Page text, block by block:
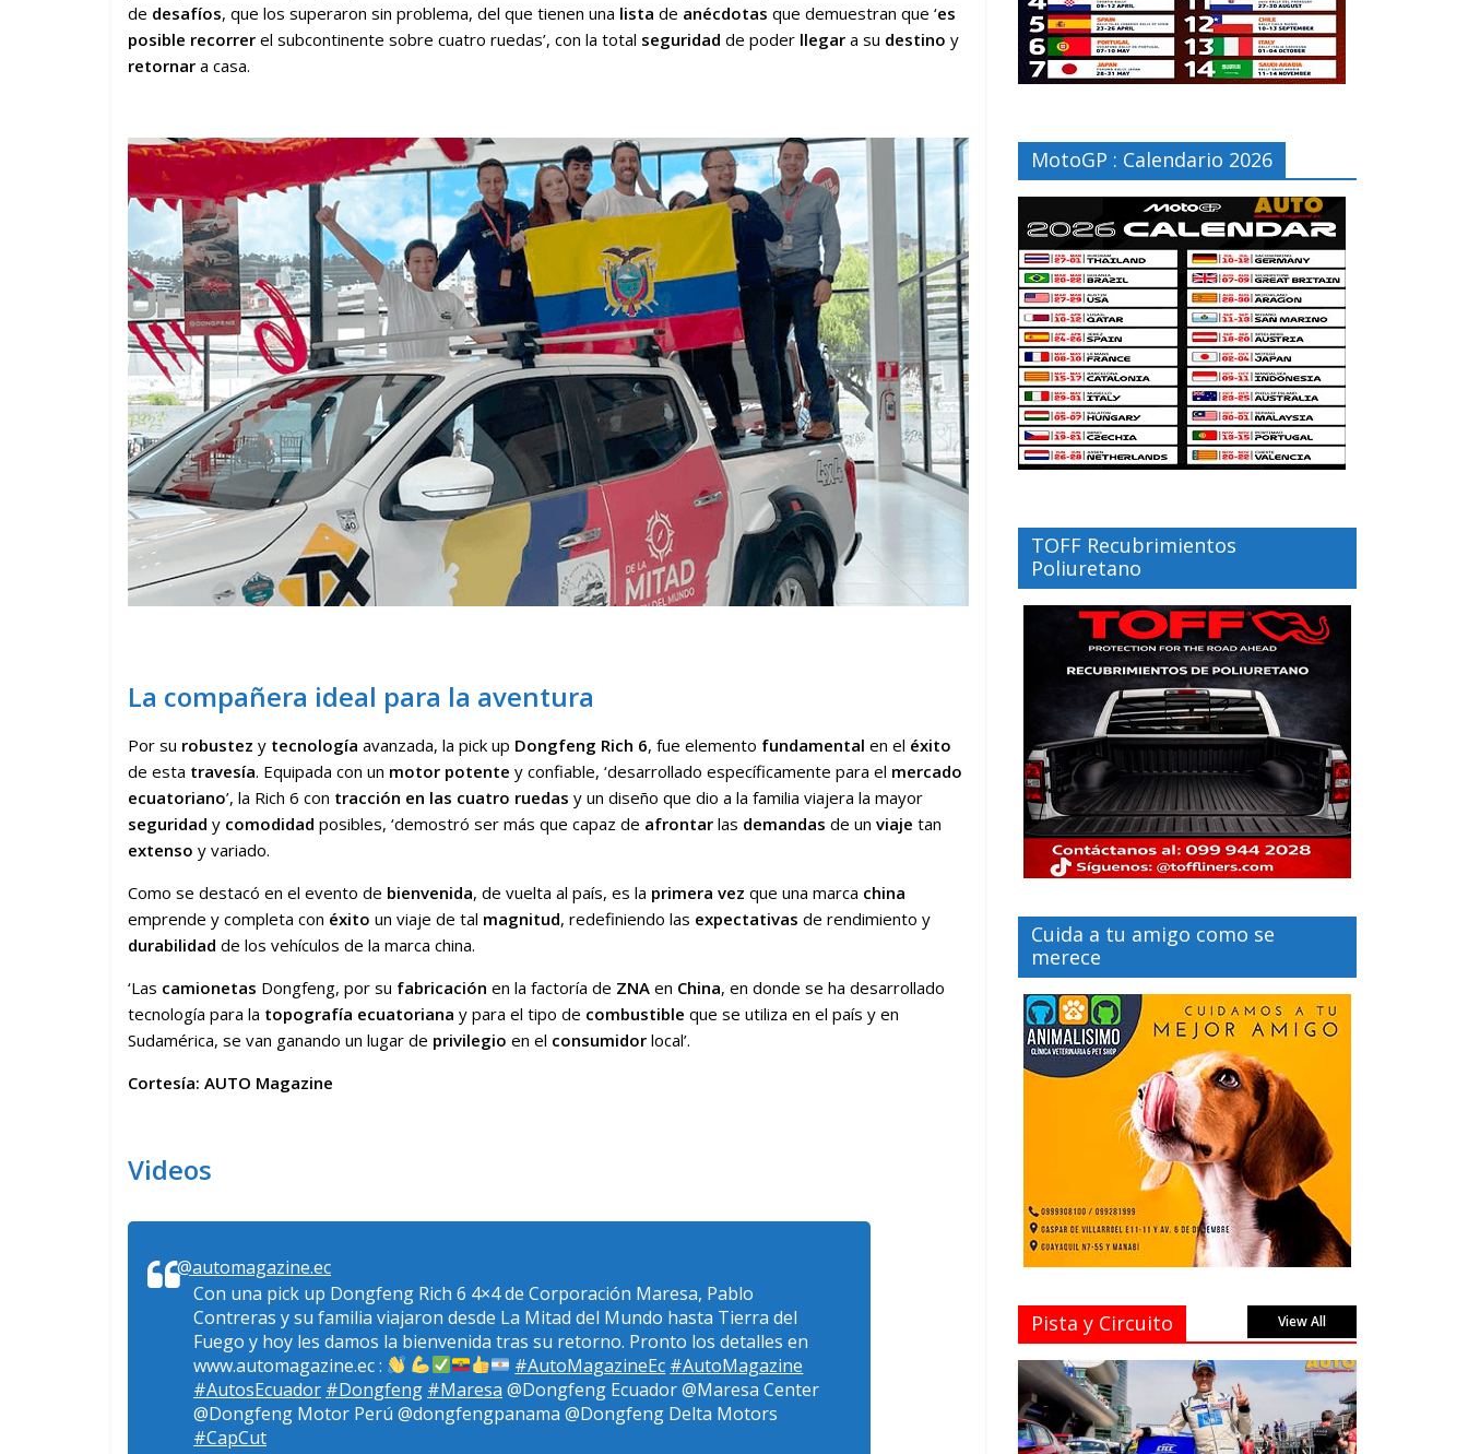
de desafíos, que los superaron sin problema, del que tienen una lista de anécdotas que demuestran que ‘es
posible recorrer el subcontinente sobre cuatro ruedas’, con la total seguridad de poder llegar a su destino y
retornar a casa.
La compañera ideal para la aventura
Por su robustez y tecnología avanzada, la pick up Dongfeng Rich 6, fue elemento fundamental en el éxito
de esta travesía. Equipada con un motor potente y confiable, ‘desarrollado específicamente para el mercado
ecuatoriano’, la Rich 6 con tracción en las cuatro ruedas y un diseño que dio a la familia viajera la mayor
seguridad y comodidad posibles, ‘demostró ser más que capaz de afrontar las demandas de un viaje tan
extenso y variado.
Como se destacó en el evento de bienvenida, de vuelta al país, es la primera vez que una marca china
emprende y completa con éxito un viaje de tal magnitud, redefiniendo las expectativas de rendimiento y
durabilidad de los vehículos de la marca china.
‘Las camionetas Dongfeng, por su fabricación en la factoría de ZNA en China, en donde se ha desarrollado
tecnología para la topografía ecuatoriana y para el tipo de combustible que se utiliza en el país y en
Sudamérica, se van ganando un lugar de privilegio en el consumidor local’.
Cortesía: AUTO Magazine
Videos
@automagazine.ec
Con una pick up Dongfeng Rich 6 4×4 de Corporación Maresa, Pablo
Contreras y su familia viajaron desde La Mitad del Mundo hasta Tierra del
Fuego y hoy les damos la bienvenida tras su retorno. Pronto los detalles en
www.automagazine.ec :
#AutoMagazineEc #AutoMagazine
#AutosEcuador #Dongfeng #Maresa @Dongfeng Ecuador @Maresa Center
@Dongfeng Motor Perú @dongfengpanama @Dongfeng Delta Motors
#CapCut
MotoGP : Calendario 2026
TOFF Recubrimientos
Poliuretano
Cuida a tu amigo como se
merece
Pista y Circuito View All